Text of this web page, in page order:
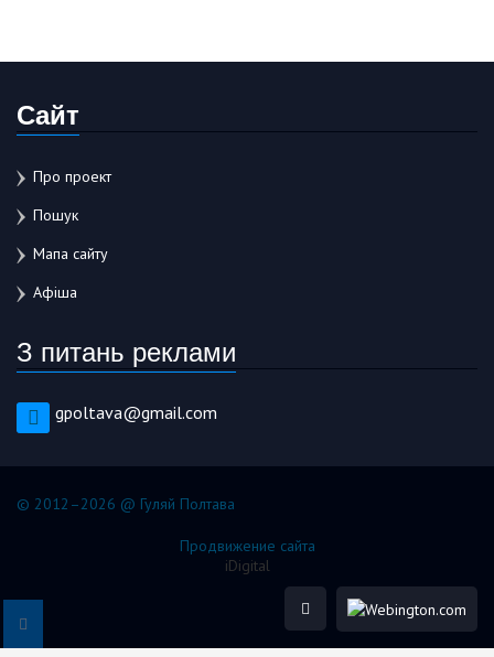
Сайт
Про проект
Пошук
Мапа сайту
Афіша
З питань реклами
gpoltava@gmail.com
© 2012–2026 @ Гуляй Полтава
Продвижение сайта
iDigital